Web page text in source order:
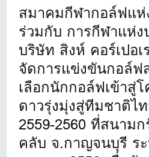
สมาคมกีฬากอล์ฟแห่
ร่วมกับ การกีฬาแห่ง
บริษัท สิงห์ คอร์เปอ
จัดการแข่งขันกอล์ฟ
เลือกนักกอล์ฟเข้าสู่
ดาวรุ่งมุ่งสู่ทีมชาติไ
2559-2560 ที่สนาม
คลับ จ.กาญจนบุรี ร